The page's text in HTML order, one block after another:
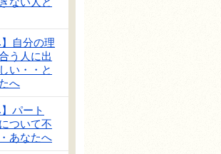
】自分の理
う人に出
い・・と
へ
】パート
ついて不
あなたへ